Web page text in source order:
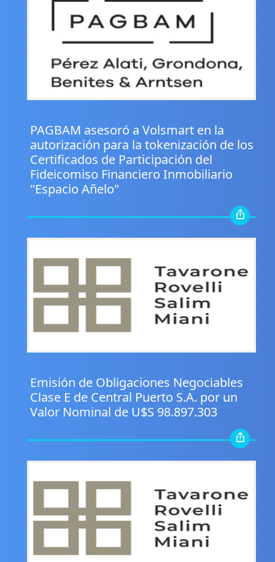
PAGBAM asesoró a Volsmart en la
autorización para la tokenización de los
Certificados de Participación del
Fideicomiso Financiero Inmobiliario
"Espacio Añelo"
Emisión de Obligaciones Negociables
Clase E de Central Puerto S.A. por un
Valor Nominal de U$S 98.897.303